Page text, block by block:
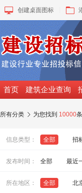
创建桌面图标
首页 建筑企业查询
所有分类  为您找到 10000
信息类型： 全部 招
发布时间： 全部 最近
所在地区： 全部 北